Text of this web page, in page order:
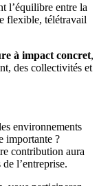
l’équilibre entre la
flexible, télétravail
à impact concret,
des collectivités et
environnements
importante ?
contribution aura
l’entreprise.